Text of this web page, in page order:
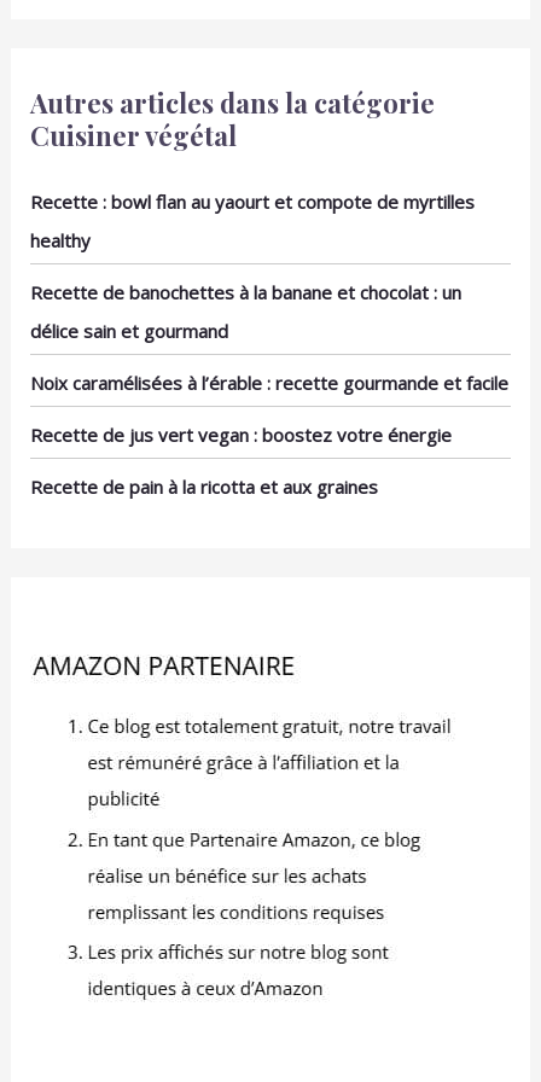
l'élégance intemporelle
avec le lot d' assiettes
parfaites pour sublimer
vos réceptions et dîners.
ardoise, plateau à
fromage, plaque ardoise,
assiettes en ardoise
touche moderne et
service de table. Ardoise
anniversaires, remises de
Autres articles dans la catégorie
Cuisiner végétal
Recette : bowl flan au yaourt et compote de myrtilles
healthy
Recette de banochettes à la banane et chocolat : un
délice sain et gourmand
Noix caramélisées à l’érable : recette gourmande et facile
Recette de jus vert vegan : boostez votre énergie
Recette de pain à la ricotta et aux graines